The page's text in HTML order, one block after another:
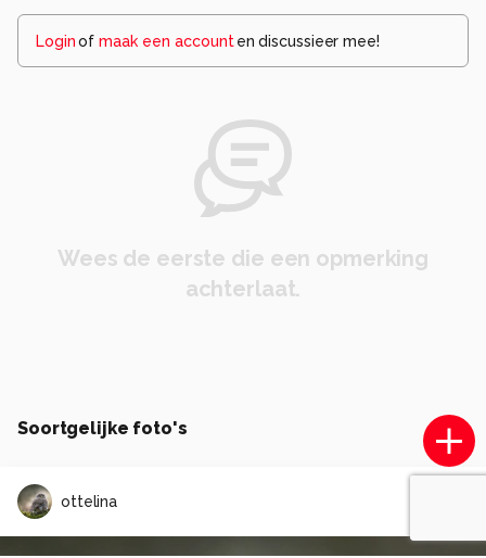
Loginof maak een account en discussieer mee!
Wees de eerste die een opmerking
achterlaat.
Soortgelijke foto's
ottelina